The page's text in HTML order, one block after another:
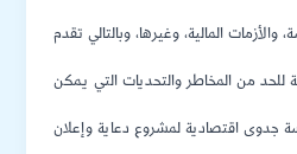
والأزمات المالية، وغيرها، وبالتالي تقدم
للحد من المخاطر والتحديات التي يمكن
جدوى اقتصادية لمشروع دعاية وإعلان